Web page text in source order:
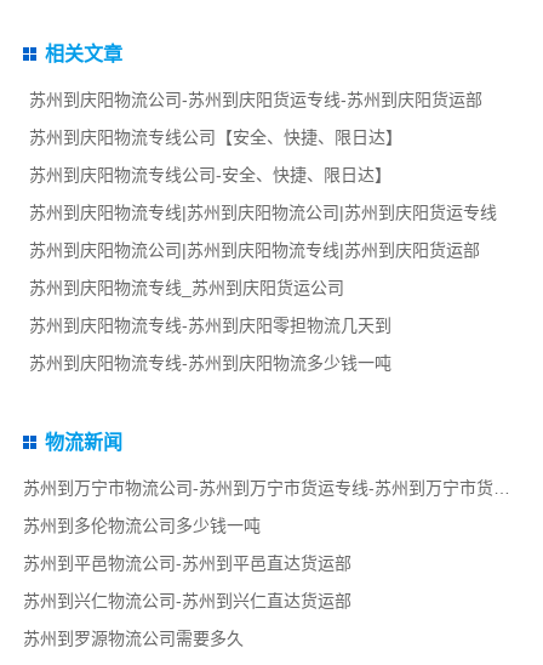
相关文章
苏州到庆阳物流公司-苏州到庆阳货运专线-苏州到庆阳货运部
苏州到庆阳物流专线公司【安全、快捷、限日达】
苏州到庆阳物流专线公司-安全、快捷、限日达】
苏州到庆阳物流专线|苏州到庆阳物流公司|苏州到庆阳货运专线
苏州到庆阳物流公司|苏州到庆阳物流专线|苏州到庆阳货运部
苏州到庆阳物流专线_苏州到庆阳货运公司
苏州到庆阳物流专线-苏州到庆阳零担物流几天到
苏州到庆阳物流专线-苏州到庆阳物流多少钱一吨
物流新闻
苏州到万宁市物流公司-苏州到万宁市货运专线-苏州到万宁市货运部
苏州到多伦物流公司多少钱一吨
苏州到平邑物流公司-苏州到平邑直达货运部
苏州到兴仁物流公司-苏州到兴仁直达货运部
苏州到罗源物流公司需要多久